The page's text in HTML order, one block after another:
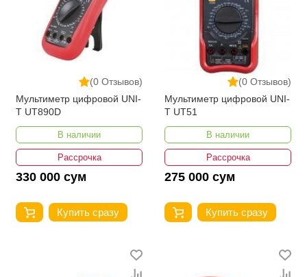
(0 Отзывов)
Мультиметр цифровой UNI-
T UT890D
В наличии
Рассрочка
330 000 сум
Купить сразу
(0 Отзывов)
Мультиметр цифровой UNI-
T UT51
В наличии
Рассрочка
275 000 сум
Купить сразу